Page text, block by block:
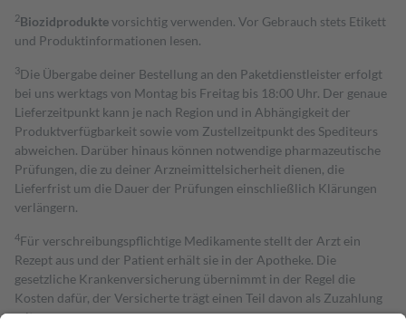
2Biozidproduktevorsichtig verwenden. Vor Gebrauch stets Etikett
und Produktinformationen lesen.
3Die Übergabe deiner Bestellung an den Paketdienstleister erfolgt
bei uns werktags von Montag bis Freitag bis 18:00 Uhr. Der genaue
Lieferzeitpunkt kann je nach Region und in Abhängigkeit der
Produktverfügbarkeit sowie vom Zustellzeitpunkt des Spediteurs
abweichen. Darüber hinaus können notwendige pharmazeutische
Prüfungen, die zu deiner Arzneimittelsicherheit dienen, die
Lieferfrist um die Dauer der Prüfungen einschließlich Klärungen
verlängern.
4Für verschreibungspflichtige Medikamente stellt der Arzt ein
Rezept aus und der Patient erhält sie in der Apotheke. Die
gesetzliche Krankenversicherung übernimmt in der Regel die
Kosten dafür, der Versicherte trägt einen Teil davon als Zuzahlung